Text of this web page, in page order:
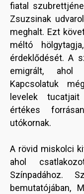
fiatal
Zsuzsinak
meghalt. Ezt
méltó
érdeklődését. A
emigrált, ahol
Kapcsolatuk
levelek
értékes
utókornak.
A rövid miskolci
ahol
Színpadához.
bemutatójában,